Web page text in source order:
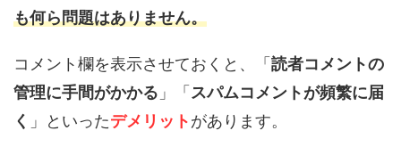
も何ら問題はありません。
コメント欄を表示させておくと、「 読者コメントの
管理に手間がかかる 」「 スパムコメントが頻繁に届
く 」といったデメリットがあります。